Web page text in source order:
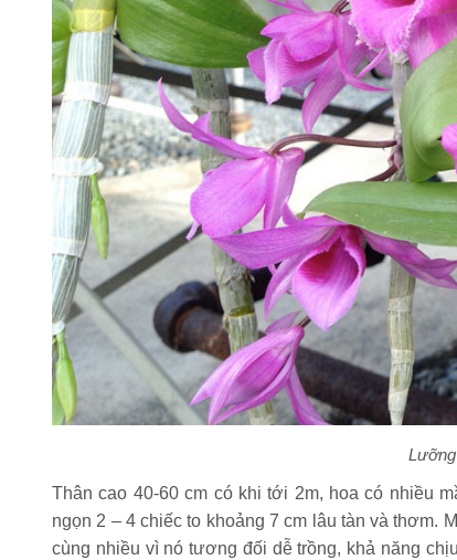
Thân cao 40-60 cm có khi tới 2m, hoa có nhiều
ngọn 2 – 4 chiếc to khoảng 7 cm lâu tàn và thơm.
cùng nhiều vì nó tương đối dễ trồng, khả năng